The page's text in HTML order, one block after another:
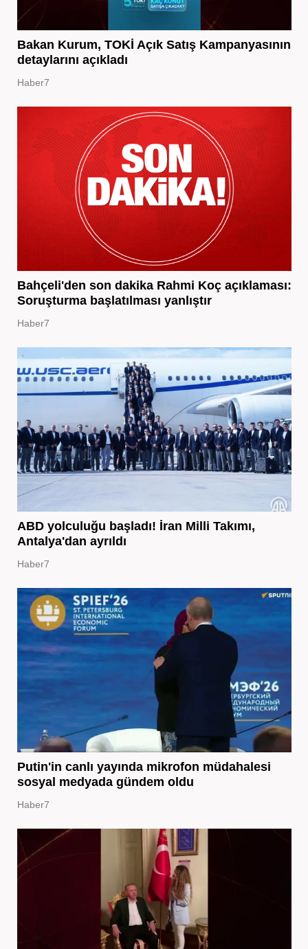
Bakan Kurum, TOKİ Açık Satış Kampanyasının
detaylarını açıkladı
Haber7
Bahçeli'den son dakika Rahmi Koç açıklaması:
Soruşturma başlatılması yanlıştır
Haber7
ABD yolculuğu başladı! İran Milli Takımı,
Antalya'dan ayrıldı
Haber7
Putin'in canlı yayında mikrofon müdahalesi
sosyal medyada gündem oldu
Haber7